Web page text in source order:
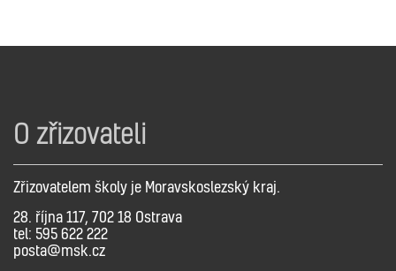
O zřizovateli
Zřizovatelem školy je Moravskoslezský kraj.
28. října 117, 702 18 Ostrava
tel: 595 622 222
posta@msk.cz